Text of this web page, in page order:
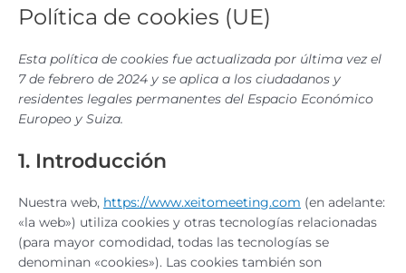
Política de cookies (UE)
Esta política de cookies fue actualizada por última vez el
7 de febrero de 2024 y se aplica a los ciudadanos y
residentes legales permanentes del Espacio Económico
Europeo y Suiza.
1. Introducción
Nuestra web, https://www.xeitomeeting.com (en adelante:
«la web») utiliza cookies y otras tecnologías relacionadas
(para mayor comodidad, todas las tecnologías se
denominan «cookies»). Las cookies también son